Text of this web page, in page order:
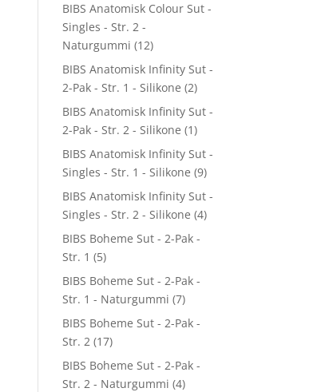
BIBS Anatomisk Colour Sut -
Singles - Str. 2 -
Naturgummi (12)
BIBS Anatomisk Infinity Sut -
2-Pak - Str. 1 - Silikone (2)
BIBS Anatomisk Infinity Sut -
2-Pak - Str. 2 - Silikone (1)
BIBS Anatomisk Infinity Sut -
Singles - Str. 1 - Silikone (9)
BIBS Anatomisk Infinity Sut -
Singles - Str. 2 - Silikone (4)
BIBS Boheme Sut - 2-Pak -
Str. 1 (5)
BIBS Boheme Sut - 2-Pak -
Str. 1 - Naturgummi (7)
BIBS Boheme Sut - 2-Pak -
Str. 2 (17)
BIBS Boheme Sut - 2-Pak -
Str. 2 - Naturgummi (4)